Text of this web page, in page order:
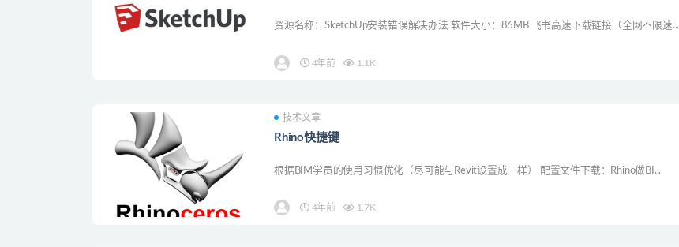
资源名称：SketchUp安装错误解决办法 软件大小：86MB 飞书高速下载链接（全网不限速...
4年前 1.1K
技术文章
Rhino快捷键
根据BIM学员的使用习惯优化（尽可能与Revit设置成一样） 配置文件下载：Rhino做BI...
4年前 1.7K